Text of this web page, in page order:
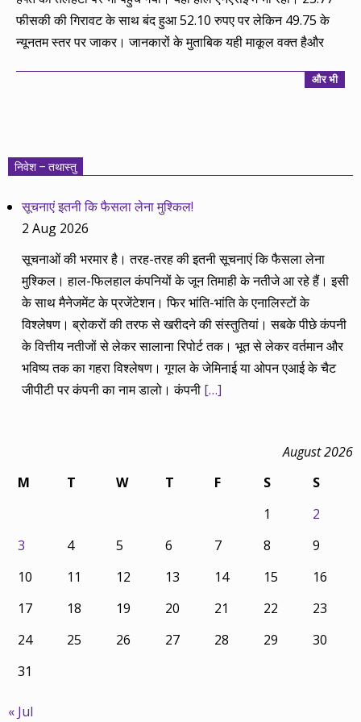
फीसकी की गिरावट के साथ बंद हुआ 52.10 रुपए पर लेकिन 49.75 के
न्यूनतम स्तर पर जाकर। जानकारों के मुताबिक यही माकूल वक्त हैऔर
और भी
निवेश – तथास्तु
सूचनाएं इतनी कि फैसला लेना मुश्किल!
2 Aug 2026
सूचनाओं की भरमार है। तरह-तरह की इतनी सूचनाएं कि फैसला लेना
मुश्किल। हाल-फिलहाल कंपनियों के जून तिमाही के नतीजे आ रहे हैं। इसी
के साथ मैनेजमेंट के प्रजेंटेशन। फिर भांति-भांति के एनालिस्टों के
विश्लेषण। ब्रोकरों की तरफ से खरीदने की संस्तुतियां। सबके पीछे कंपनी
के वित्तीय नतीजों से लेकर सालाना रिपोर्ट तक। भूत से लेकर वर्तमान और
भविष्य तक का गहरा विश्लेषण। गूगल के जेमिनाई या ओपन एआई के चैट
जीपीटी पर कंपनी का नाम डालो। कंपनी […]
August 2026
M
T W T F S
S
1
2
3
4 5 6 7 8
9
10
11 12 13 14 15
16
17
18 19 20 21 22
23
24
25 26 27 28 29
30
31
« Jul